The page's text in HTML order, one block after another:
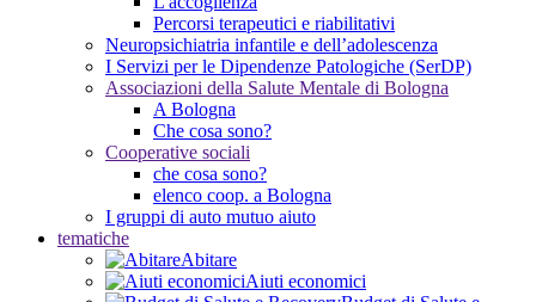
Percorsi terapeutici e riabilitativi
Neuropsichiatria infantile e dell’adolescenza
I Servizi per le Dipendenze Patologiche (SerDP)
Associazioni della Salute Mentale di Bologna
A Bologna
Che cosa sono?
Cooperative sociali
che cosa sono?
elenco coop. a Bologna
I gruppi di auto mutuo aiuto
tematiche
Abitare
Aiuti economici